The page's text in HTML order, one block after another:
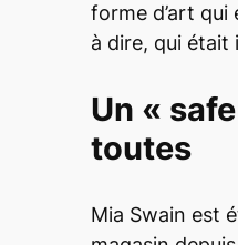
forme d’art
à dire, qui était
Un «
toutes
Mia Swain est